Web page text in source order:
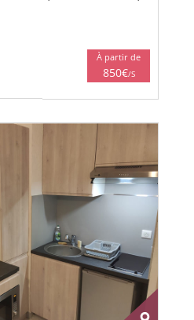
À partir de
850€/S